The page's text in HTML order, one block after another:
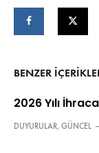
BENZER
2026 Yılı
DUYURULAR, GÜNCEL